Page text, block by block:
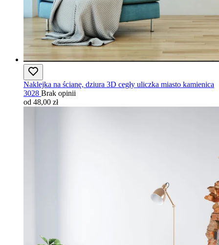
Naklejka na ścianę, dziura 3D cegły uliczka miasto kamienica
3028 Brak opinii
od 48,00 zł